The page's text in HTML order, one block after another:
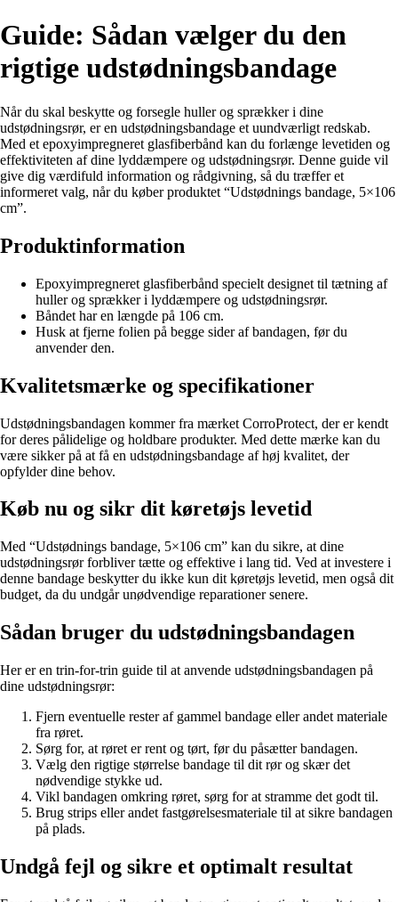
Guide: Sådan vælger du den
rigtige udstødningsbandage
Når du skal beskytte og forsegle huller og sprækker i dine
udstødningsrør, er en udstødningsbandage et uundværligt redskab.
Med et epoxyimpregneret glasfiberbånd kan du forlænge levetiden og
effektiviteten af dine lyddæmpere og udstødningsrør. Denne guide vil
give dig værdifuld information og rådgivning, så du træffer et
informeret valg, når du køber produktet “Udstødnings bandage, 5×106
cm”.
Produktinformation
Epoxyimpregneret glasfiberbånd specielt designet til tætning af
huller og sprækker i lyddæmpere og udstødningsrør.
Båndet har en længde på 106 cm.
Husk at fjerne folien på begge sider af bandagen, før du
anvender den.
Kvalitetsmærke og specifikationer
Udstødningsbandagen kommer fra mærket CorroProtect, der er kendt
for deres pålidelige og holdbare produkter. Med dette mærke kan du
være sikker på at få en udstødningsbandage af høj kvalitet, der
opfylder dine behov.
Køb nu og sikr dit køretøjs levetid
Med “Udstødnings bandage, 5×106 cm” kan du sikre, at dine
udstødningsrør forbliver tætte og effektive i lang tid. Ved at investere i
denne bandage beskytter du ikke kun dit køretøjs levetid, men også dit
budget, da du undgår unødvendige reparationer senere.
Sådan bruger du udstødningsbandagen
Her er en trin-for-trin guide til at anvende udstødningsbandagen på
dine udstødningsrør:
Fjern eventuelle rester af gammel bandage eller andet materiale
fra røret.
Sørg for, at røret er rent og tørt, før du påsætter bandagen.
Vælg den rigtige størrelse bandage til dit rør og skær det
nødvendige stykke ud.
Vikl bandagen omkring røret, sørg for at stramme det godt til.
Brug strips eller andet fastgørelsesmateriale til at sikre bandagen
på plads.
Undgå fejl og sikre et optimalt resultat